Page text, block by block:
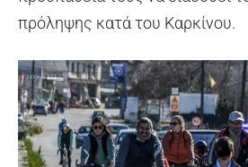
πρόληψης κατά του Καρκίνου.